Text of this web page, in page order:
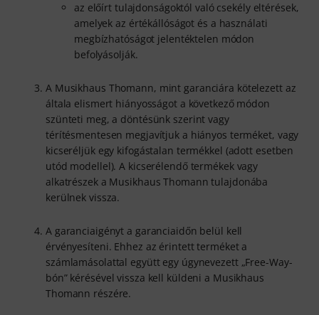
az előírt tulajdonságoktól való csekély eltérések,
amelyek az értékállóságot és a használati
megbízhatóságot jelentéktelen módon
befolyásolják.
A Musikhaus Thomann, mint garanciára kötelezett az
általa elismert hiányosságot a következő módon
szünteti meg, a döntésünk szerint vagy
térítésmentesen megjavítjuk a hiányos terméket, vagy
kicseréljük egy kifogástalan termékkel (adott esetben
utód modellel). A kicserélendő termékek vagy
alkatrészek a Musikhaus Thomann tulajdonába
kerülnek vissza.
A garanciaigényt a garanciaidőn belül kell
érvényesíteni. Ehhez az érintett terméket a
számlamásolattal együtt egy úgynevezett „Free-Way-
bón” kérésével vissza kell küldeni a Musikhaus
Thomann részére.